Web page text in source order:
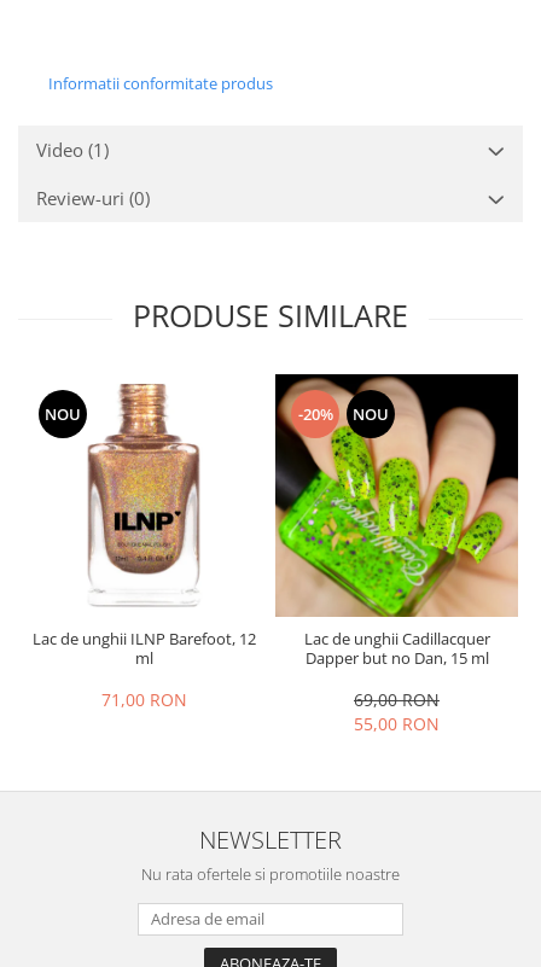
Informatii conformitate produs
Video (1)
Review-uri (0)
PRODUSE SIMILARE
NOU
Lac de unghii ILNP Barefoot, 12
ml
71,00 RON
-20% NOU
Lac de unghii Cadillacquer
Dapper but no Dan, 15 ml
69,00 RON
55,00 RON
NEWSLETTER
Nu rata ofertele si promotiile noastre